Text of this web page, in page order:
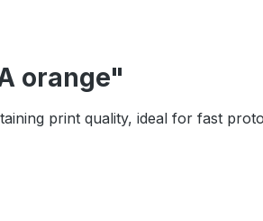
orange"
print quality, ideal for fast